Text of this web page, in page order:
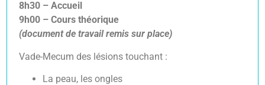
8h30 – Accueil
9h00 – Cours théorique
(document de travail remis sur place)
Vade-Mecum des lésions touchant :
La peau, les ongles